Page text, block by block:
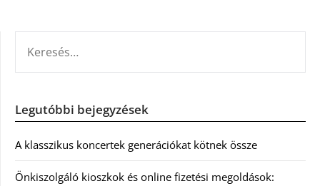
Legutóbbi bejegyzések
A klasszikus koncertek generációkat kötnek össze
Önkiszolgáló kioszkok és online fizetési megoldások: